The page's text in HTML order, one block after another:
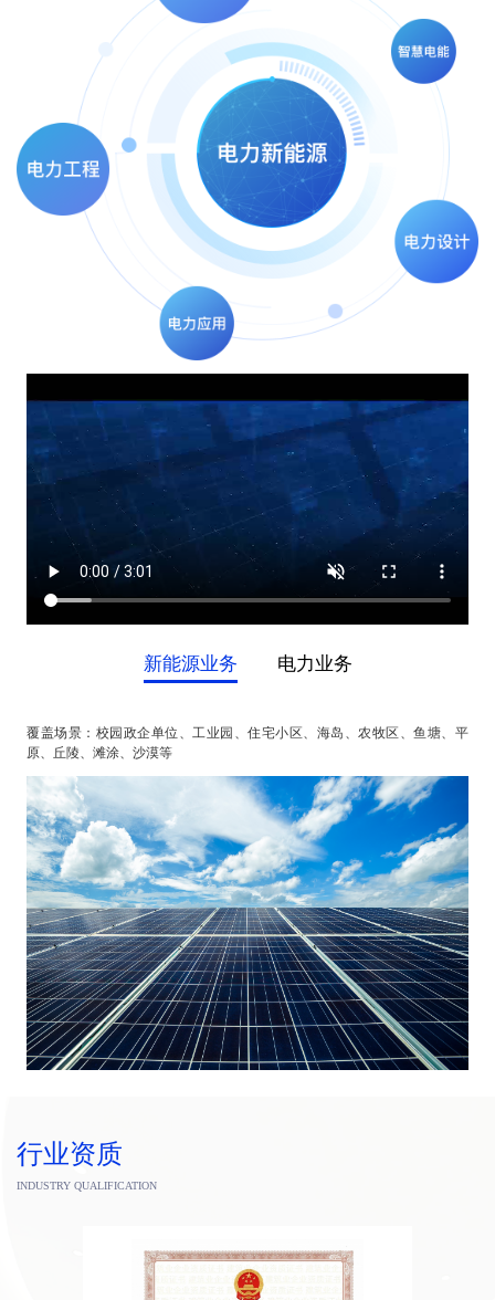
新能源业务 电力业务
光伏电站 风电建设 智能充电
覆盖场景：校园政企单位、工业园、住宅小区、海岛、农牧区、鱼塘、平
原、丘陵、滩涂、沙漠等
行业资质
INDUSTRY QUALIFICATION